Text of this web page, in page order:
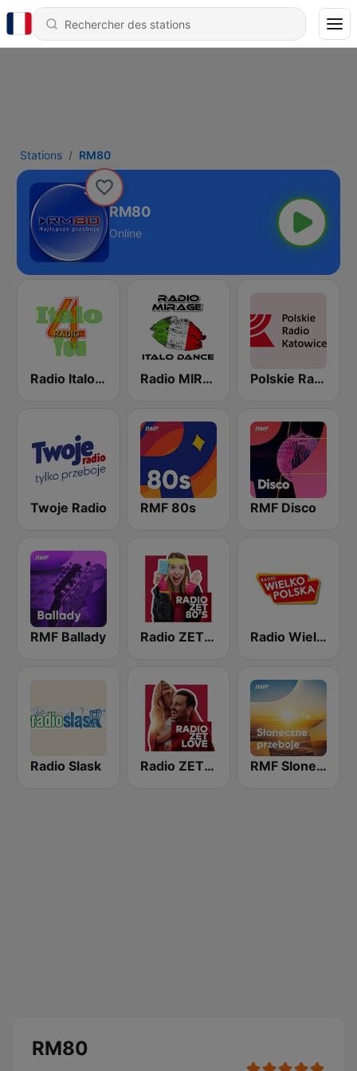
Stations RM80
RM80
Online
Radio Italo4you Radio MIRAGE Polskie Radio Katowice
Twoje Radio RMF 80s RMF Disco
RMF Ballady Radio ZET 80 Radio Wielkopolska
Radio Slask Radio ZET Love RMF Sloneczne Przeboje
RM80